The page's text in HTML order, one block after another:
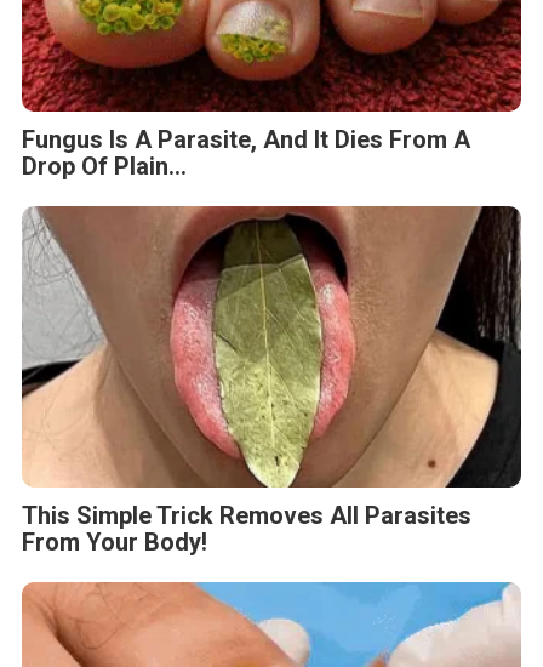
Fungus Is A Parasite, And It Dies From A
Drop Of Plain...
This Simple Trick Removes All Parasites
From Your Body!